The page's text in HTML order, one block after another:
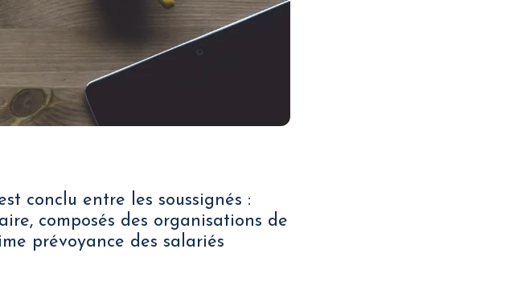
conclu entre les soussignés :
composés des organisations de
prévoyance des salariés